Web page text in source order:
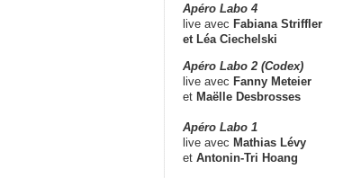
Apéro Labo 4
live avec Fabiana Striffler
et Léa Ciechelski
Apéro Labo 2 (Codex)
live avec Fanny Meteier
et Maëlle Desbrosses
Apéro Labo 1
live avec Mathias Lévy
et Antonin-Tri Hoang